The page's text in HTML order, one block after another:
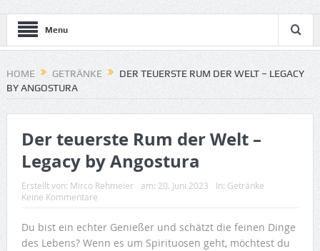
Menu
HOME GETRÄNKE
DER TEUERSTE RUM DER WELT – LEGACY
BY ANGOSTURA
Der teuerste Rum der Welt –
Legacy by Angostura
Erstellt von: Mirco Rehmeier am: 20. Juni 2023 In: Getränke
Keine Kommentare
Du bist ein echter Genießer und schätzt die feinen Dinge
des Lebens? Wenn es um Spirituosen geht, möchtest du